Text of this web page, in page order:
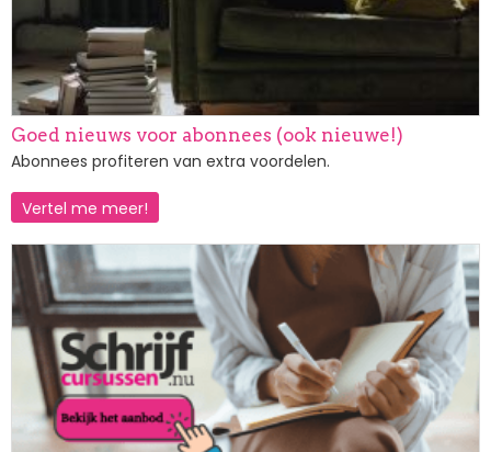
Goed nieuws voor abonnees (ook nieuwe!)
Abonnees profiteren van extra voordelen.
Vertel me meer!
Afbeelding